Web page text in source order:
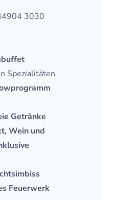
3030
Spezialitäten
Getränke
Wein und
Feuerwerk